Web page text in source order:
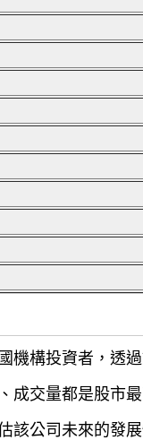
機構投資者，透
成交量都是股市
該公司未來的發